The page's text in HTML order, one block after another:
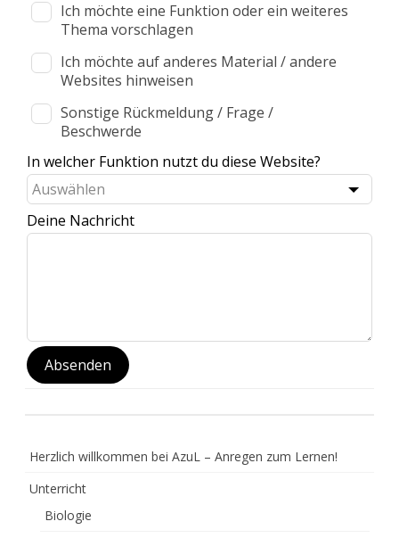
Ich möchte eine Funktion oder ein weiteres
Thema vorschlagen
Ich möchte auf anderes Material / andere
Websites hinweisen
Sonstige Rückmeldung / Frage /
Beschwerde
In welcher Funktion nutzt du diese Website?
Deine Nachricht
Absenden
Herzlich willkommen bei AzuL – Anregen zum Lernen!
Unterricht
Biologie